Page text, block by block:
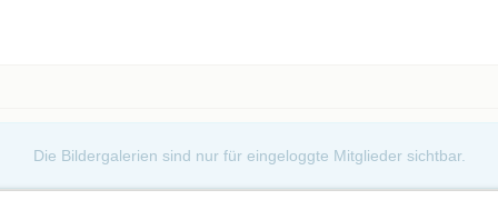
Die Bildergalerien sind nur für eingeloggte Mitglieder sichtbar.